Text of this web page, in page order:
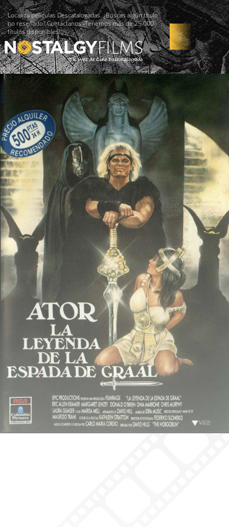
Localiza películas Descatalogadas. ¿Buscas algún título
no reseñado? Contáctanos -Tenemos más de 25.000
títulos disponibles!